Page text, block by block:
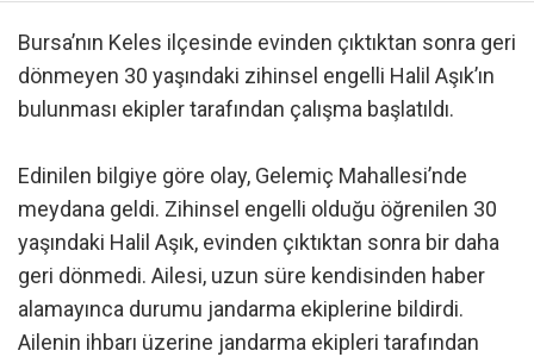
Bursa’nın Keles ilçesinde evinden çıktıktan sonra geri
dönmeyen 30 yaşındaki zihinsel engelli Halil Aşık’ın
bulunması ekipler tarafından çalışma başlatıldı.
Edinilen bilgiye göre olay, Gelemiç Mahallesi’nde
meydana geldi. Zihinsel engelli olduğu öğrenilen 30
yaşındaki Halil Aşık, evinden çıktıktan sonra bir daha
geri dönmedi. Ailesi, uzun süre kendisinden haber
alamayınca durumu jandarma ekiplerine bildirdi.
Ailenin ihbarı üzerine jandarma ekipleri tarafından